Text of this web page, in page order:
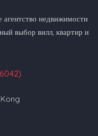
недвижимости
выбор вилл, квартир и